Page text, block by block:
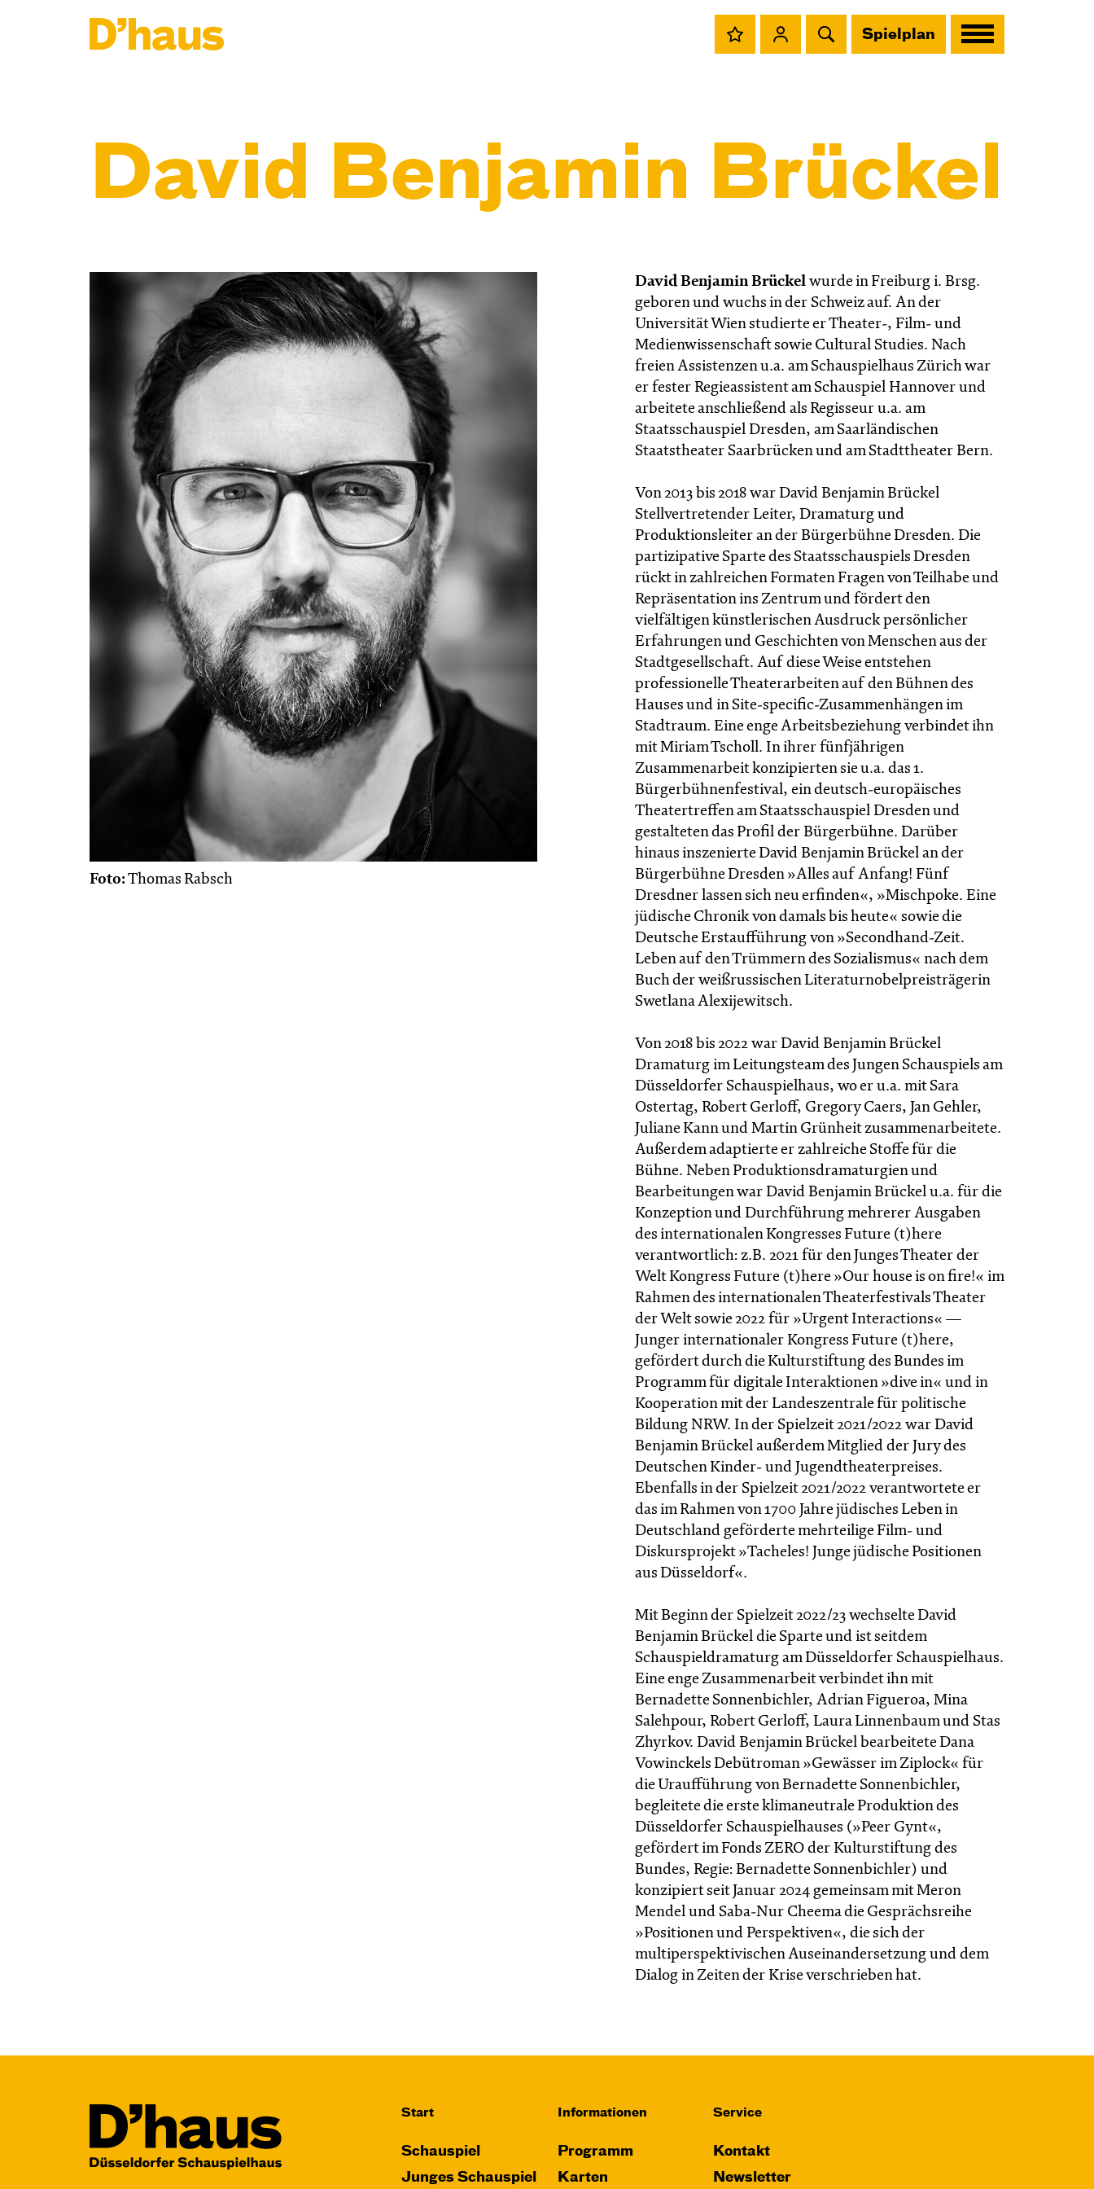
Spielplan
David Benjamin Brückel
Foto:Thomas Rabsch
David Benjamin Brückel wurde in Freiburg i. Brsg.
geboren und wuchs in der Schweiz auf. An der
Universität Wien studierte er Theater-, Film- und
Medienwissenschaft sowie Cultural Studies. Nach
freien Assistenzen u.a. am Schauspielhaus Zürich war
er fester Regieassistent am Schauspiel Hannover und
arbeitete anschließend als Regisseur u.a. am
Staatsschauspiel Dresden, am Saarländischen
Staatstheater Saarbrücken und am Stadttheater Bern.
Von 2013 bis 2018 war David Benjamin Brückel
Stellvertretender Leiter, Dramaturg und
Produktionsleiter an der Bürgerbühne Dresden. Die
partizipative Sparte des Staatsschauspiels Dresden
rückt in zahlreichen Formaten Fragen von Teilhabe und
Repräsentation ins Zentrum und fördert den
vielfältigen künstlerischen Ausdruck persönlicher
Erfahrungen und Geschichten von Menschen aus der
Stadtgesellschaft. Auf diese Weise entstehen
professionelle Theaterarbeiten auf den Bühnen des
Hauses und in Site-specific-Zusammenhängen im
Stadtraum. Eine enge Arbeitsbeziehung verbindet ihn
mit Miriam Tscholl. In ihrer fünfjährigen
Zusammenarbeit konzipierten sie u.a. das 1.
Bürgerbühnenfestival, ein deutsch-europäisches
Theatertreffen am Staatsschauspiel Dresden und
gestalteten das Profil der Bürgerbühne. Darüber
hinaus inszenierte David Benjamin Brückel an der
Bürgerbühne Dresden »Alles auf Anfang! Fünf
Dresdner lassen sich neu erfinden«, »Mischpoke. Eine
jüdische Chronik von damals bis heute« sowie die
Deutsche Erstaufführung von »Secondhand-Zeit.
Leben auf den Trümmern des Sozialismus« nach dem
Buch der weißrussischen Literaturnobelpreisträgerin
Swetlana Alexijewitsch.
Von 2018 bis 2022 war David Benjamin Brückel
Dramaturg im Leitungsteam des Jungen Schauspiels am
Düsseldorfer Schauspielhaus, wo er u.a. mit Sara
Ostertag, Robert Gerloff, Gregory Caers, Jan Gehler,
Juliane Kann und Martin Grünheit zusammenarbeitete.
Außerdem adaptierte er zahlreiche Stoffe für die
Bühne. Neben Produktionsdramaturgien und
Bearbeitungen war David Benjamin Brückel u.a. für die
Konzeption und Durchführung mehrerer Ausgaben
des internationalen Kongresses Future (t)here
verantwortlich: z.B. 2021 für den Junges Theater der
Welt Kongress Future (t)here »Our house is on fire!« im
Rahmen des internationalen Theaterfestivals Theater
der Welt sowie 2022 für »Urgent Interactions« —
Junger internationaler Kongress Future (t)here,
gefördert durch die Kulturstiftung des Bundes im
Programm für digitale Interaktionen »dive in« und in
Kooperation mit der Landeszentrale für politische
Bildung NRW. In der Spielzeit 2021/2022 war David
Benjamin Brückel außerdem Mitglied der Jury des
Deutschen Kinder- und Jugendtheaterpreises.
Ebenfalls in der Spielzeit 2021/2022 verantwortete er
das im Rahmen von 1700 Jahre jüdisches Leben in
Deutschland geförderte mehrteilige Film- und
Diskursprojekt »Tacheles! Junge jüdische Positionen
aus Düsseldorf«.
Mit Beginn der Spielzeit 2022/23 wechselte David
Benjamin Brückel die Sparte und ist seitdem
Schauspieldramaturg am Düsseldorfer Schauspielhaus.
Eine enge Zusammenarbeit verbindet ihn mit
Bernadette Sonnenbichler, Adrian Figueroa, Mina
Salehpour, Robert Gerloff, Laura Linnenbaum und Stas
Zhyrkov. David Benjamin Brückel bearbeitete Dana
Vowinckels Debütroman »Gewässer im Ziplock« für
die Uraufführung von Bernadette Sonnenbichler,
begleitete die erste klimaneutrale Produktion des
Düsseldorfer Schauspielhauses (»Peer Gynt«,
gefördert im Fonds ZERO der Kulturstiftung des
Bundes, Regie: Bernadette Sonnenbichler) und
konzipiert seit Januar 2024 gemeinsam mit Meron
Mendel und Saba-Nur Cheema die Gesprächsreihe
»Positionen und Perspektiven«, die sich der
multiperspektivischen Auseinandersetzung und dem
Dialog in Zeiten der Krise verschrieben hat.
Start
Schauspiel
Junges Schauspiel
Informationen
Programm
Karten
Service
Kontakt
Newsletter